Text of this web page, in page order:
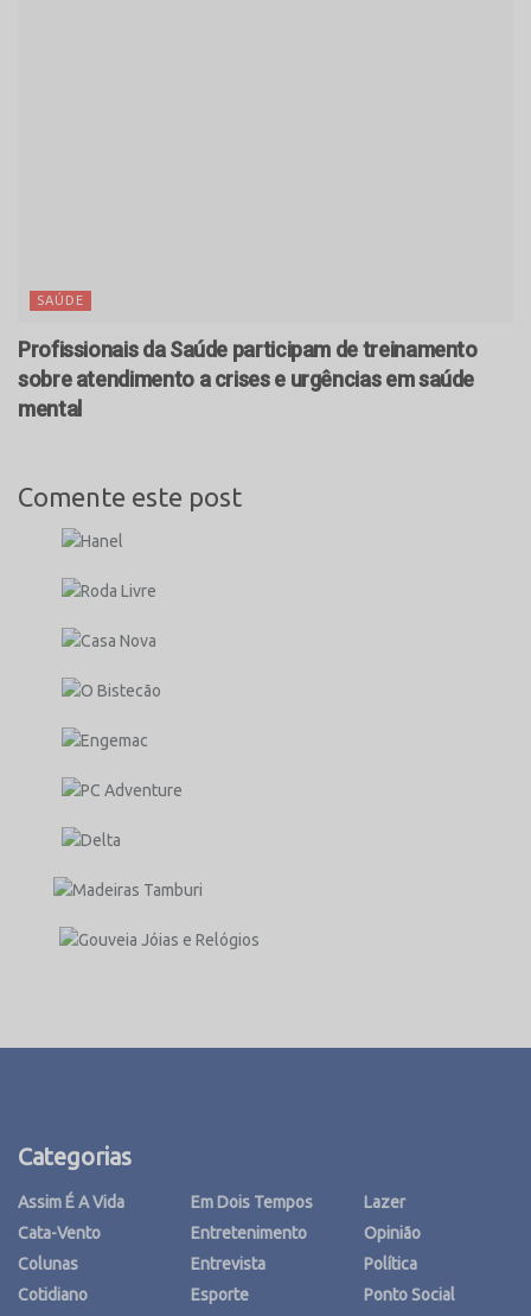
SAÚDE
Profissionais da Saúde participam de treinamento
sobre atendimento a crises e urgências em saúde
mental
Comente este post
Categorias
Assim É A Vida
Cata-Vento
Colunas
Cotidiano
Em Dois Tempos
Entretenimento
Entrevista
Esporte
Lazer
Opinião
Política
Ponto Social